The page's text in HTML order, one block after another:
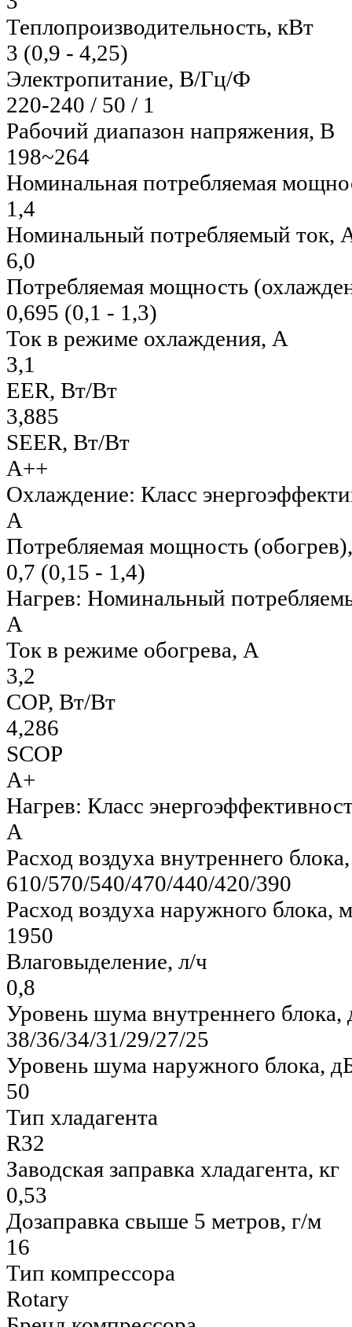
Теплопроизводительность, кВт
3 (0,9 - 4,25)
Электропитание, В/Гц/Ф
220-240 / 50 / 1
Рабочий диапазон напряжения, В
198~264
Номинальная потребляемая
1,4
Номинальный потребляемый ток,
6,0
Потребляемая мощность
0,695 (0,1 - 1,3)
Ток в режиме охлаждения, A
3,1
EER, Вт/Вт
3,885
SEER, Вт/Вт
A++
Охлаждение: Класс
А
Потребляемая мощность
0,7 (0,15 - 1,4)
Нагрев: Номинальный
А
Ток в режиме обогрева, A
3,2
COP, Вт/Вт
4,286
SCOP
A+
Нагрев: Класс
А
Расход воздуха внутреннего
610/570/540/470/440/420/390
Расход воздуха наружного блока,
1950
Влаговыделение, л/ч
0,8
Уровень шума внутреннего
38/36/34/31/29/27/25
Уровень шума наружного блока,
50
Тип хладагента
R32
Заводская заправка хладагента, кг
0,53
Дозаправка свыше 5 метров, г/м
16
Тип компрессора
Rotary